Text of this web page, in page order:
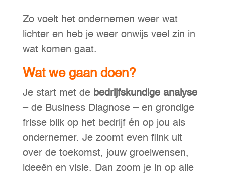
Zo voelt het ondernemen weer wat
lichter en heb je weer onwijs veel zin in
wat komen gaat.
Wat we gaan doen?
Je start met de bedrijfskundige analyse
– de Business Diagnose – en grondige
frisse blik op het bedrijf én op jou als
ondernemer. Je zoomt even flink uit
over de toekomst, jouw groeiwensen,
ideeën en visie. Dan zoom je in op alle